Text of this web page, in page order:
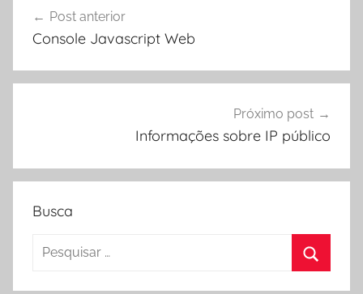
de
Post anterior
Console Javascript Web
Próximo post
Informações sobre IP público
Busca
Pesquisar